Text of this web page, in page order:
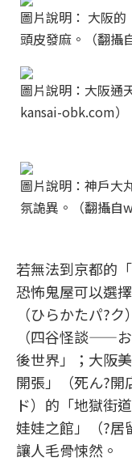
圖片說明： 大阪
頭皮發麻。（翻攝
圖片說明：大阪通
kansai-obk.com）
圖片說明：神戶大
氛詭異。（翻攝自
若無法到京都的
恐怖鬼屋可以選
（ひらかたパ?
（四谷怪談——
後世界」；大阪
開張」（死ん?開
ド）的「地獄街
娃娃之館」（?居
讓人毛骨悚然。